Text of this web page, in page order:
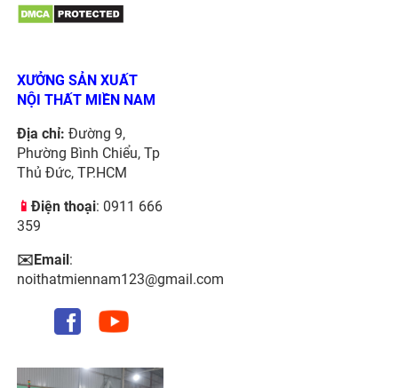
XƯỞNG SẢN XUẤT
NỘI THẤT MIỀN NAM
Địa chỉ: Đường 9,
Phường Bình Chiểu, Tp
Thủ Đức, TP.HCM
📱Điện thoại: 0911 666
359
✉️Email :
noithatmiennam123@gmail.com